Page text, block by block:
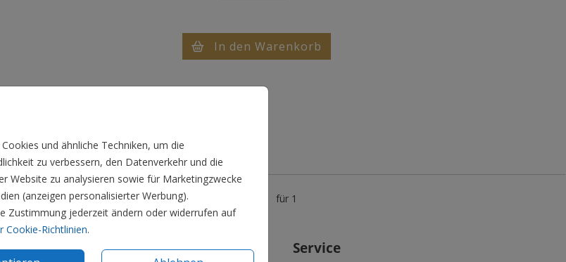
und ähnliche Techniken, um die
zu verbessern, den Datenverkehr und die
Website zu analysieren sowie für Marketingzwecke
(anzeigen personalisierter Werbung).
Zustimmung jederzeit ändern oder widerrufen auf
Cookie-Richtlinien.
In den Warenkorb
Preis: für 1
Informationen Service